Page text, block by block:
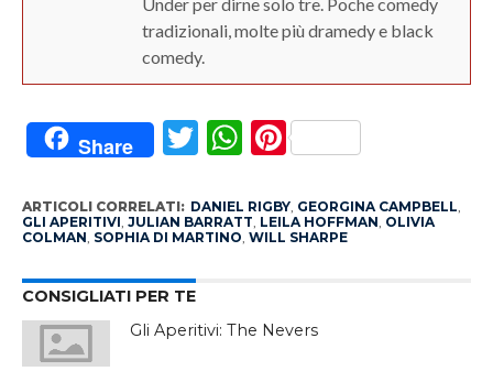
tradizionali, molte più dramedy e black
comedy.
Share Twitter
WhatsApp
Pinterest
ARTICOLI CORRELATI: DANIEL RIGBY, GEORGINA CAMPBELL,
GLI APERITIVI, JULIAN BARRATT, LEILA HOFFMAN, OLIVIA
COLMAN, SOPHIA DI MARTINO, WILL SHARPE
CONSIGLIATI PER TE
Gli Aperitivi: The Nevers